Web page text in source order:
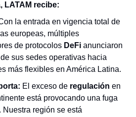
LATAM recibe:
la entrada en vigencia total de
europeas, múltiples
de protocolos DeFi anunciaron
sus sedes operativas hacia
más flexibles en América Latina.
El exceso de regulación en
está provocando una fuga
Nuestra región se está